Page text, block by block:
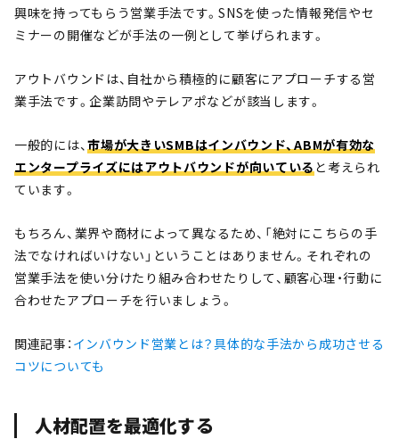
興味を持ってもらう営業手法です。SNSを使った情報発信やセ
ミナーの開催などが手法の一例として挙げられます。
アウトバウンドは、自社から積極的に顧客にアプローチする営
業手法です。企業訪問やテレアポなどが該当します。
一般的には、市場が大きいSMBはインバウンド、ABMが有効な
エンタープライズにはアウトバウンドが向いていると考えられ
ています。
もちろん、業界や商材によって異なるため、「絶対にこちらの手
法でなければいけない」ということはありません。それぞれの
営業手法を使い分けたり組み合わせたりして、顧客心理・行動に
合わせたアプローチを行いましょう。
関連記事：インバウンド営業とは？具体的な手法から成功させる
コツについても
人材配置を最適化する